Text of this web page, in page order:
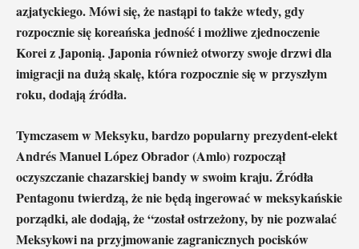
azjatyckiego. Mówi się, że nastąpi to także wtedy, gdy
rozpocznie się koreańska jedność i możliwe zjednoczenie
Korei z Japonią. Japonia również otworzy swoje drzwi dla
imigracji na dużą skalę, która rozpocznie się w przyszłym
roku, dodają źródła.
Tymczasem w Meksyku, bardzo popularny prezydent-elekt
Andrés Manuel López Obrador (Amlo) rozpoczął
oczyszczanie chazarskiej bandy w swoim kraju. Źródła
Pentagonu twierdzą, że nie będą ingerować w meksykańskie
porządki, ale dodają, że “został ostrzeżony, by nie pozwalać
Meksykowi na przyjmowanie zagranicznych pocisków